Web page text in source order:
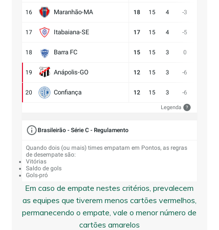
16 Maranhão-MA 18 15 4 -3
17 Itabaiana-SE 17 15 4 -5
18 Barra FC 15 15 3 0
19 Anápolis-GO 12 15 3 -6
20 Confiança 12 15 3 -6
Legenda ?
Brasileirão - Série C - Regulamento
Quando dois (ou mais) times empatam em Pontos, as regras
de desempate são:
Vitórias
Saldo de gols
Gols-pró
Em caso de empate nestes critérios, prevalecem
as equipes que tiverem menos cartões vermelhos,
permanecendo o empate, vale o menor número de
cartões amarelos